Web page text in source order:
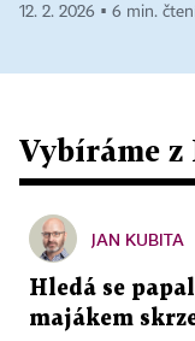
12. 2. 2026 ▪ 6 min.
Vybíráme z
JAN KUBITA
Hledá se
majákem